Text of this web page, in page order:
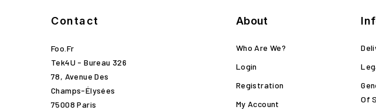
Contact
Foo.fr
Tek4U - Bureau 326
78, Avenue Des
Champs-Élysées
75008 Paris
About
Who Are We?
Login
Registration
My Account
Of